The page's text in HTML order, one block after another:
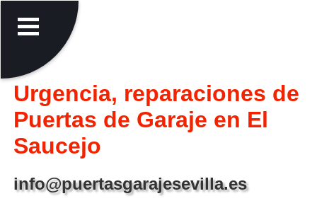
Urgencia, reparaciones de
Puertas de Garaje en El
Saucejo
info@puertasgarajesevilla.es